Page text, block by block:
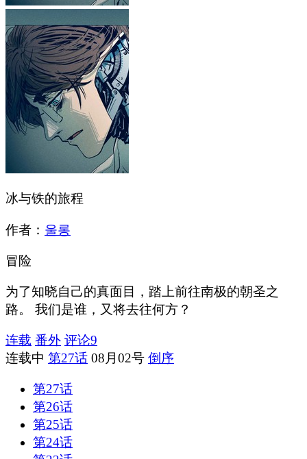
冰与铁的旅程
作者： 울롱
冒险
为了知晓自己的真面目，踏上前往南极的朝圣之
路。 我们是谁，又将去往何方？
连载 番外 评论9
连载中 第27话 08月02号 倒序
第27话
第26话
第25话
第24话